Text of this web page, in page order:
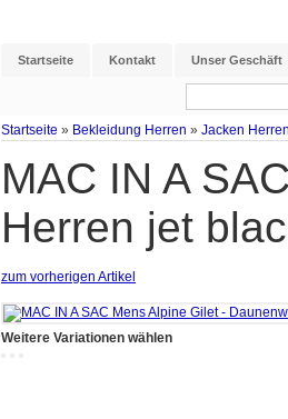
Startseite Kontakt Unser Geschäft
Startseite » Bekleidung Herren » Jacken
MAC IN A
Herren jet
zum vorherigen Artikel
Weitere Variationen wählen